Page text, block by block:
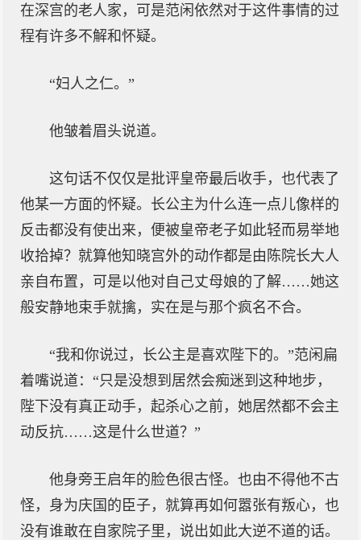
在深宫的老人家，可是范闲依然对于这件事情的过
程有许多不解和怀疑。
“妇人之仁。”
他皱着眉头说道。
这句话不仅仅是批评皇帝最后收手，也代表了
他某一方面的怀疑。长公主为什么连一点儿像样的
反击都没有使出来，便被皇帝老子如此轻而易举地
收拾掉？就算他知晓宫外的动作都是由陈院长大人
亲自布置，可是以他对自己丈母娘的了解……她这
般安静地束手就擒，实在是与那个疯名不合。
“我和你说过，长公主是喜欢陛下的。”范闲扁
着嘴说道：“只是没想到居然会痴迷到这种地步，
陛下没有真正动手，起杀心之前，她居然都不会主
动反抗……这是什么世道？”
他身旁王启年的脸色很古怪。也由不得他不古
怪，身为庆国的臣子，就算再如何嚣张有叛心，也
没有谁敢在自家院子里，说出如此大逆不道的话。